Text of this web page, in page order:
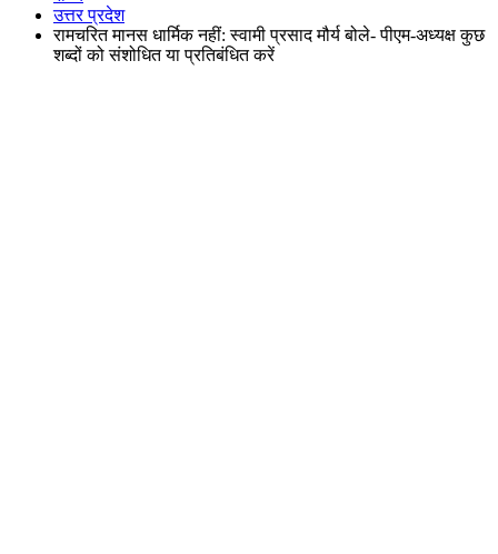
उत्तर प्रदेश
रामचरित मानस धार्मिक नहीं: स्वामी प्रसाद मौर्य बोले- पीएम-अध्यक्ष कुछ
शब्दों को संशोधित या प्रतिबंधित करें